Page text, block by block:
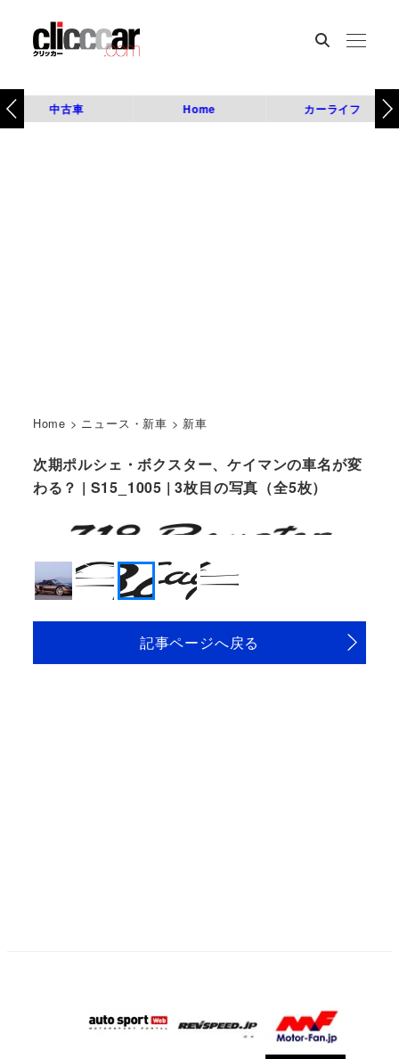
中古車 Home カーライフ
Home > ニュース・新車 > 新車
次期ポルシェ・ボクスター、ケイマンの車名が変
わる？ | S15_1005 | 3枚目の写真（全5枚）
記事ページへ戻る